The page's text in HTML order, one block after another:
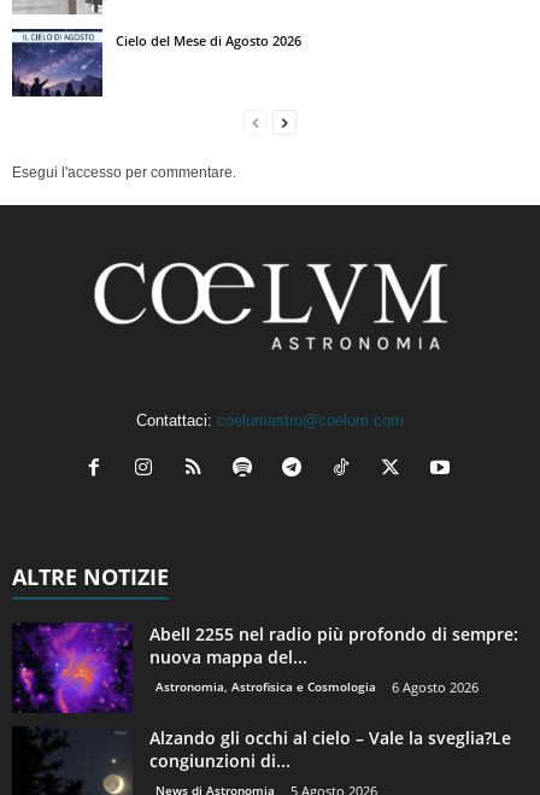
Cielo del Mese di Agosto 2026
Esegui l'accesso per commentare.
Contattaci: coelumastro@coelum.com
ALTRE NOTIZIE
Abell 2255 nel radio più profondo di sempre:
nuova mappa del...
Astronomia, Astrofisica e Cosmologia 6 Agosto 2026
Alzando gli occhi al cielo – Vale la sveglia?Le
congiunzioni di...
News di Astronomia 5 Agosto 2026